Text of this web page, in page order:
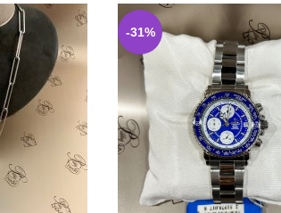
-31%